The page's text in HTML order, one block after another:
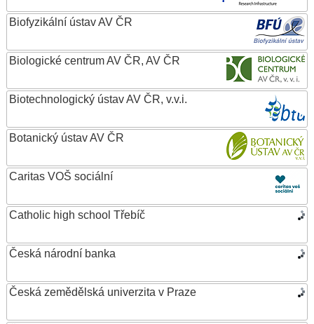
Biofyzikální ústav AV ČR
Biologické centrum AV ČR, AV ČR
Biotechnologický ústav AV ČR, v.v.i.
Botanický ústav AV ČR
Caritas VOŠ sociální
Catholic high school Třebíč
Česká národní banka
Česká zemědělská univerzita v Praze